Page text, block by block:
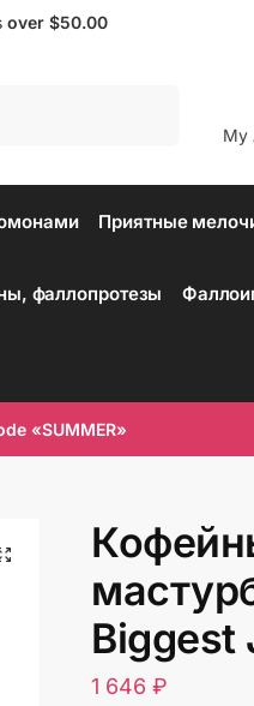
over $50.00
My
Приятные
фаллопротезы
«SUMMER»
Biggest
1 646₽